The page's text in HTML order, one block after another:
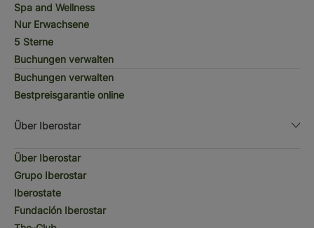
Spa and Wellness
Nur Erwachsene
5 Sterne
Buchungen verwalten
Buchungen verwalten
Bestpreisgarantie online
Über Iberostar
Über Iberostar
Grupo Iberostar
Iberostate
Fundación Iberostar